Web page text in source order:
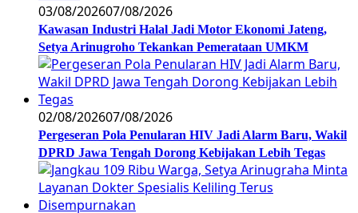
03/08/202607/08/2026
Kawasan Industri Halal Jadi Motor Ekonomi Jateng,
Setya Arinugroho Tekankan Pemerataan UMKM
02/08/202607/08/2026
Pergeseran Pola Penularan HIV Jadi Alarm Baru, Wakil
DPRD Jawa Tengah Dorong Kebijakan Lebih Tegas